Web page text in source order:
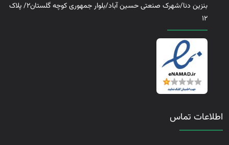
بنزین دنا/شهرک صنعتی حسین آباد/بلوار جمهوری کوچه گلستان2/ پلاک
12
اطلاعات تماس